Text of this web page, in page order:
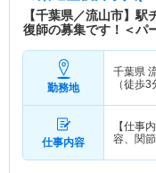
【千葉県／流山市】
復師の募集です！＜パ
勤務地
千葉県
（徒歩
仕事内容
【仕事
容、関